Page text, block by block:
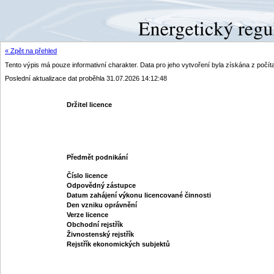
« Zpět na přehled
Tento výpis má pouze informativní charakter. Data pro jeho vytvoření byla získána z
Poslední aktualizace dat proběhla 31.07.2026 14:12:48
Držitel licence
Předmět podnikání
Číslo licence
Odpovědný zástupce
Datum zahájení výkonu licencované činnosti
Den vzniku oprávnění
Verze licence
Obchodní rejstřík
Živnostenský rejstřík
Rejstřík ekonomických subjektů